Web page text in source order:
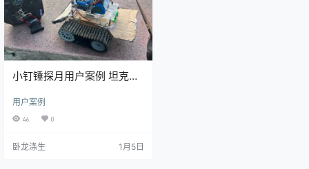
小钉锤探月用户案例 坦克系
用户案例
46 0
卧龙涤生 1月5日